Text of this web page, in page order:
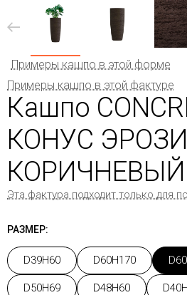
Примеры кашпо в этой форме
Примеры кашпо в этой фактуре
Кашпо
КОНУС
КОРИЧНЕВЫЙ
Эта фактура подходит только для
РАЗМЕР:
D39H60 D60H170
D50H69 D48H60